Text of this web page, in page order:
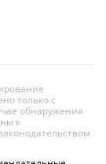
только с
обнаружения
к